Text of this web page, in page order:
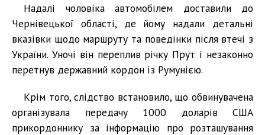
Надалі чоловіка автомобілем доставили до
Чернівецької області, де йому надали детальні
вказівки щодо маршруту та поведінки після втечі з
України. Уночі він переплив річку Прут і незаконно
перетнув державний кордон із Румунією.
Крім того, слідство встановило, що обвинувачена
організувала передачу 1000 доларів США
прикордоннику за інформацію про розташування